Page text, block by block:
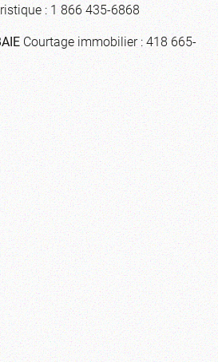
: 1 866 435-6868
Courtage immobilier : 418 665-